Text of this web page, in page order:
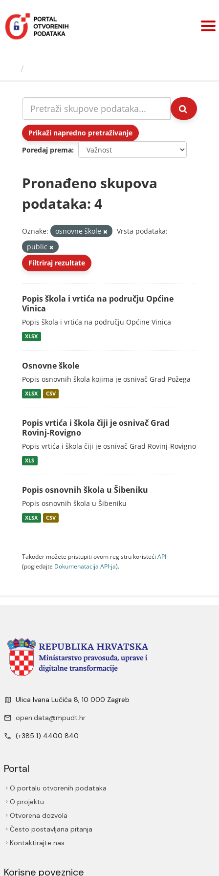
sadržaj
Prikaži napredno pretraživanje
Poredaj prema
Pronađeno skupova
podataka: 4
Oznake: osnovne škole
Vrsta podataka:
public
Filtriraj rezultate
Popis škola i vrtića na području Općine
Vinica
Popis škola i vrtića na području Općine Vinica
XLSX
Osnovne škole
Popis osnovnih škola kojima je osnivač Grad Požega
XLSX CSV
Popis vrtića i škola čiji je osnivač Grad
Rovinj-Rovigno
Popis vrtića i škola čiji je osnivač Grad Rovinj-Rovigno
XLS
Popis osnovnih škola u Šibeniku
Popis osnovnih škola u Šibeniku
XLSX CSV
Također možete pristupiti ovom registru koristeći API
(pogledajte Dokumenаtаcijа API-jа).